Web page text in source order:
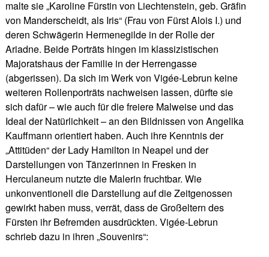
malte sie „Karoline Fürstin von Liechtenstein, geb. Gräfin
von Manderscheidt, als Iris“ (Frau von Fürst Alois I.) und
deren Schwägerin Hermenegilde in der Rolle der
Ariadne. Beide Porträts hingen im klassizistischen
Majoratshaus der Familie in der Herrengasse
(abgerissen). Da sich im Werk von Vigée-Lebrun keine
weiteren Rollenporträts nachweisen lassen, dürfte sie
sich dafür – wie auch für die freiere Malweise und das
Ideal der Natürlichkeit – an den Bildnissen von Angelika
Kauffmann orientiert haben. Auch ihre Kenntnis der
„Attitüden“ der Lady Hamilton in Neapel und der
Darstellungen von Tänzerinnen in Fresken in
Herculaneum nutzte die Malerin fruchtbar. Wie
unkonventionell die Darstellung auf die Zeitgenossen
gewirkt haben muss, verrät, dass de Großeltern des
Fürsten ihr Befremden ausdrückten. Vigée-Lebrun
schrieb dazu in ihren „Souvenirs“: